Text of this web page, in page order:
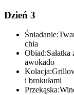
Dzień 3
Śniadanie:
chia
Obiad:
awokado
Kolacja:
i brokułami
Przekąska: